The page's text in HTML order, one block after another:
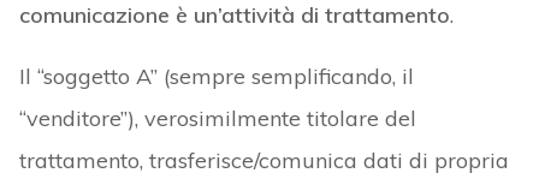
comunicazione è un’attività di trattamento.
Il “soggetto A” (sempre semplificando, il
“venditore”), verosimilmente titolare del
trattamento, trasferisce/comunica dati di propria